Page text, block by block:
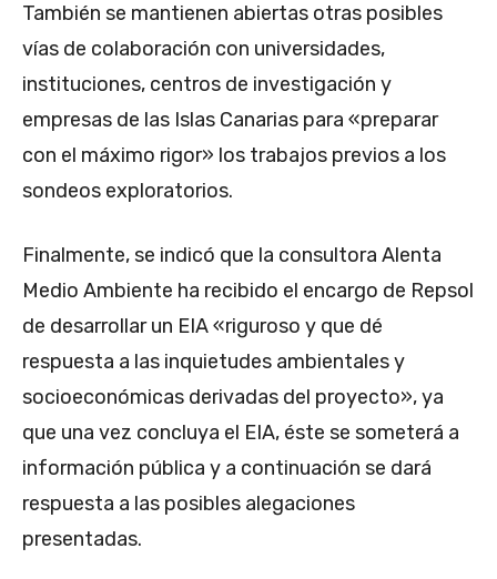
También se mantienen abiertas otras posibles
vías de colaboración con universidades,
instituciones, centros de investigación y
empresas de las Islas Canarias para «preparar
con el máximo rigor» los trabajos previos a los
sondeos exploratorios.
Finalmente, se indicó que la consultora Alenta
Medio Ambiente ha recibido el encargo de Repsol
de desarrollar un EIA «riguroso y que dé
respuesta a las inquietudes ambientales y
socioeconómicas derivadas del proyecto», ya
que una vez concluya el EIA, éste se someterá a
información pública y a continuación se dará
respuesta a las posibles alegaciones
presentadas.